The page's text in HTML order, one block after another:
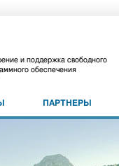
и поддержка свободного
обеспечения
ПАРТНЕРЫ